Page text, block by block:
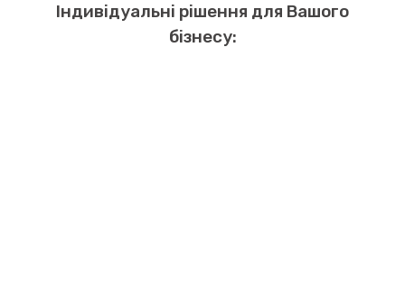
Індивідуальні рішення для Вашого
бізнесу: